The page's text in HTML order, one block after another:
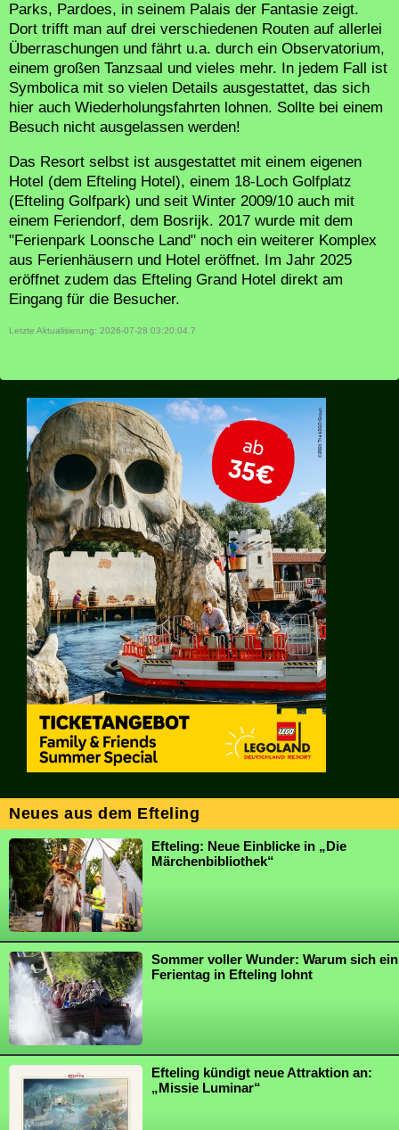
Parks, Pardoes, in seinem Palais der Fantasie zeigt.
Dort trifft man auf drei verschiedenen Routen auf allerlei
Überraschungen und fährt u.a. durch ein Observatorium,
einem großen Tanzsaal und vieles mehr. In jedem Fall ist
Symbolica mit so vielen Details ausgestattet, das sich
hier auch Wiederholungsfahrten lohnen. Sollte bei einem
Besuch nicht ausgelassen werden!
Das Resort selbst ist ausgestattet mit einem eigenen
Hotel (dem Efteling Hotel), einem 18-Loch Golfplatz
(Efteling Golfpark) und seit Winter 2009/10 auch mit
einem Feriendorf, dem Bosrijk. 2017 wurde mit dem
"Ferienpark Loonsche Land" noch ein weiterer Komplex
aus Ferienhäusern und Hotel eröffnet. Im Jahr 2025
eröffnet zudem das Efteling Grand Hotel direkt am
Eingang für die Besucher.
Letzte Aktualisierung: 2026-07-28 03:20:04.7
Neues aus dem Efteling
Efteling: Neue Einblicke in „Die
Märchenbibliothek“
Sommer voller Wunder: Warum sich ein
Ferientag in Efteling lohnt
Efteling kündigt neue Attraktion an:
„Missie Luminar“